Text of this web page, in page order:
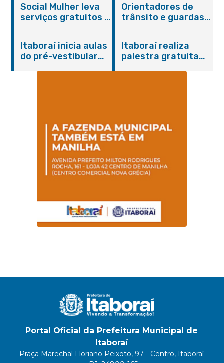
Social Mulher leva
serviços gratuitos à
sexta-feira (07/08)
Orientadores de
trânsito e guardas
primeiros socorros
em Itaboraí
Itaboraí inicia aulas
do pré-vestibular
Itaboraí realiza
palestra gratuita
Portal Oficial da Prefeitura Municipal de
Itaboraí
Praça Marechal Floriano Peixoto, 97 - Centro, Itaboraí